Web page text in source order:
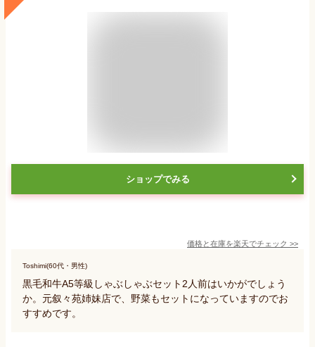
ショップでみる
価格と在庫を楽天でチェック >>
Toshimi(60代・男性)
黒毛和牛A5等級しゃぶしゃぶセット2人前はいかがでしょう
か。元叙々苑姉妹店で、野菜もセットになっていますのでお
すすめです。